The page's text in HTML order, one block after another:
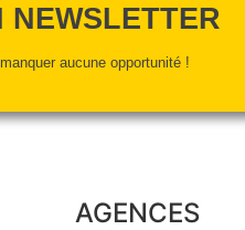
NEWSLETTER
aucune opportunité !
AGENCES